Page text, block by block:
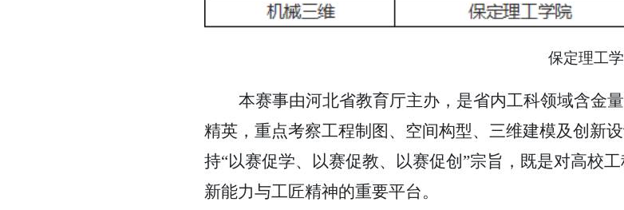
保定理工
本赛事由河北省教育厅主办，是省内工科领域含金
精英，重点考察工程制图、空间构型、三维建模及创新
持“以赛促学、以赛促教、以赛促创”宗旨，既是对高校
新能力与工匠精神的重要平台。